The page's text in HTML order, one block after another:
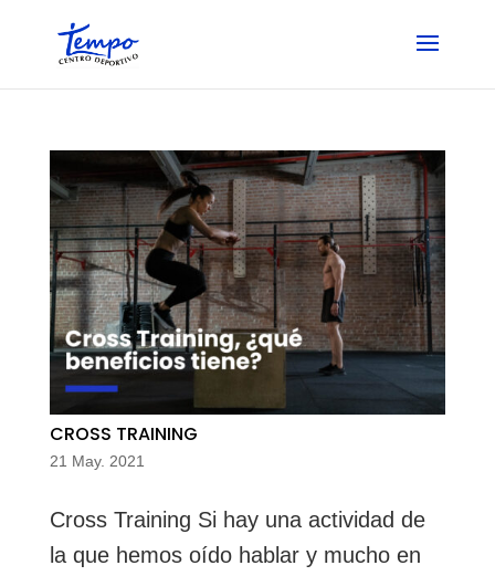
content
CROSS TRAINING
21 May. 2021
Cross Training Si hay una actividad de
la que hemos oído hablar y mucho en